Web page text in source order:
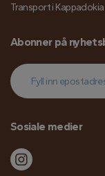
Transport i Kappadokia
Abonner på
Sosiale medier